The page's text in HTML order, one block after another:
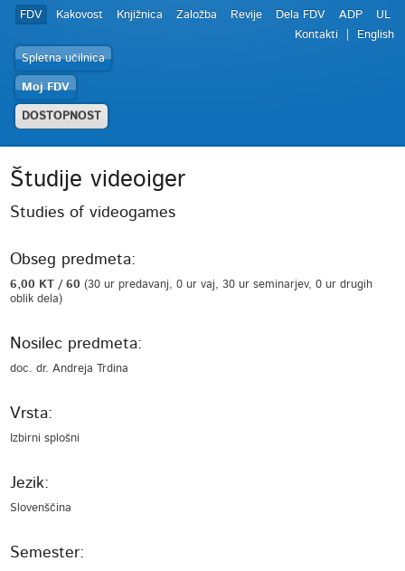
FDV Kakovost Knjižnica Založba Revije Dela FDV ADP
UL
Kontakti
English
Spletna učilnica
Moj FDV
DOSTOPNOST
Študije videoiger
Studies of videogames
Obseg predmeta:
6,00 KT / 60(30 ur predavanj, 0 ur vaj, 30 ur seminarjev, 0 ur drugih
oblik dela)
Nosilec predmeta:
doc. dr. Andreja Trdina
Vrsta:
Izbirni splošni
Jezik:
Slovenščina
Semester: